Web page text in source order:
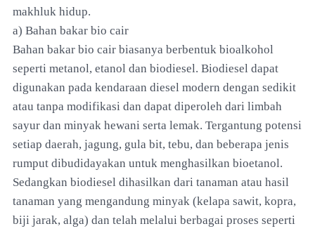
makhluk hidup.
a) Bahan bakar bio cair
Bahan bakar bio cair biasanya berbentuk bioalkohol
seperti metanol, etanol dan biodiesel. Biodiesel dapat
digunakan pada kendaraan diesel modern dengan sedikit
atau tanpa modifikasi dan dapat diperoleh dari limbah
sayur dan minyak hewani serta lemak. Tergantung potensi
setiap daerah, jagung, gula bit, tebu, dan beberapa jenis
rumput dibudidayakan untuk menghasilkan bioetanol.
Sedangkan biodiesel dihasilkan dari tanaman atau hasil
tanaman yang mengandung minyak (kelapa sawit, kopra,
biji jarak, alga) dan telah melalui berbagai proses seperti